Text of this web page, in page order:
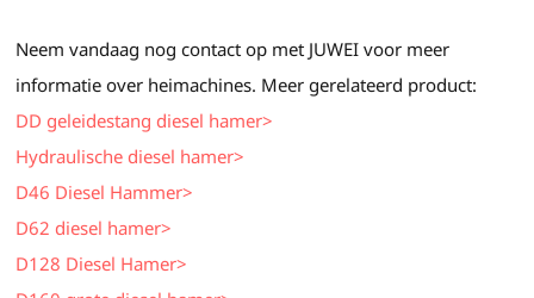
Neem vandaag nog contact op met JUWEI voor meer
informatie over heimachines. Meer gerelateerd product:
DD geleidestang diesel hamer>
Hydraulische diesel hamer>
D46 Diesel Hammer>
D62 diesel hamer>
D128 Diesel Hamer>